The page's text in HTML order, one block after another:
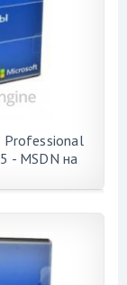
Professional
- MSDN на